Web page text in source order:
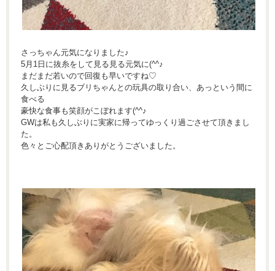
さっちゃん元気になりました♪
5月1日に抜糸をして見る見る元気に(^^♪
まだまだ若いので回復も早いですね♡
久しぶりに見るブリちゃんとの玩具の取り合い、あっという間に
食べる
豪快な食事も笑顔がこぼれます(^^♪
GWは私も久しぶりに実家に帰ってゆっくり過ごさせて頂きまし
た。
色々とご心配頂きありがとうございました。